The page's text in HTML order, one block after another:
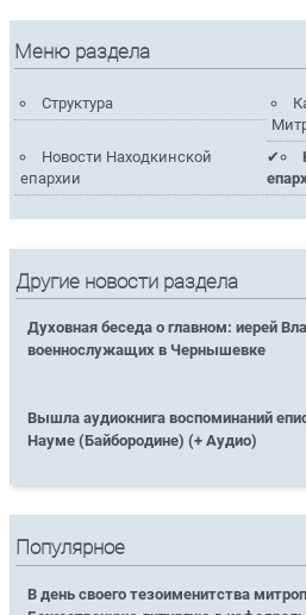
Меню раздела
Структура
Новости Находкинской
епархии
Другие новости раздела
Духовная беседа о главном: иерей
военнослужащих в Чернышевке
Вышла аудиокнига воспоминаний
Науме (Байбородине) (+ Аудио)
Популярное
В день своего тезоименитства